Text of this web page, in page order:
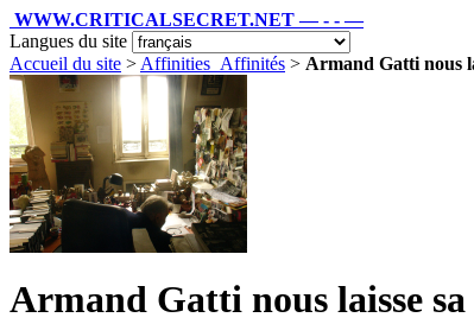
WWW.CRITICALSECRET.NET — - - —
Langues du site
Accueil du site > Affinities_Affinités > Armand Gatti nous
Armand Gatti nous laisse sa